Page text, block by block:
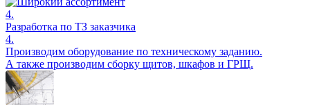
4.
Разработка по ТЗ заказчика
4.
Производим оборудование по техническому заданию.
А также производим сборку щитов, шкафов и ГРЩ.